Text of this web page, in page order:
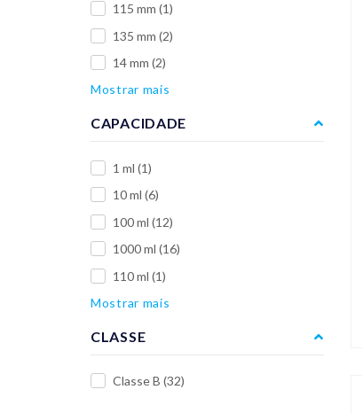
115 mm (1)
135 mm (2)
14 mm (2)
Mostrar mais
CAPACIDADE
1 ml (1)
10 ml (6)
100 ml (12)
1000 ml (16)
110 ml (1)
Mostrar mais
CLASSE
Classe B (32)